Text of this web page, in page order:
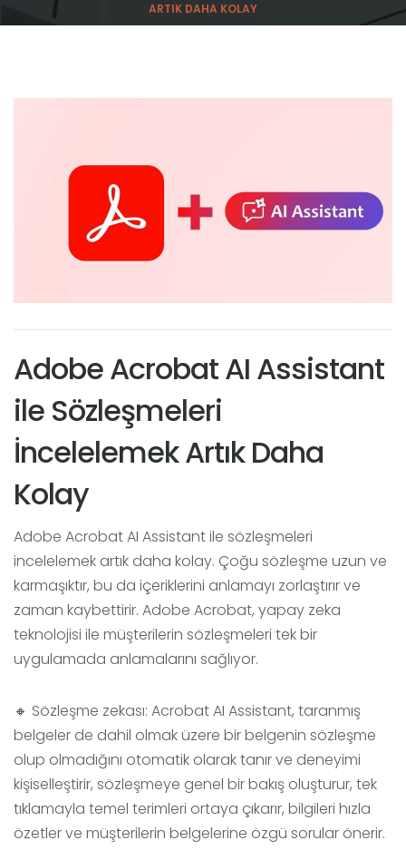
ARTIK DAHA KOLAY
Adobe Acrobat AI Assistant
ile Sözleşmeleri
İncelelemek Artık Daha
Kolay
Adobe Acrobat AI Assistant ile sözleşmeleri
incelelemek artık daha kolay. Çoğu sözleşme uzun ve
karmaşıktır, bu da içeriklerini anlamayı zorlaştırır ve
zaman kaybettirir. Adobe Acrobat, yapay zeka
teknolojisi ile müşterilerin sözleşmeleri tek bir
uygulamada anlamalarını sağlıyor.
🔸 Sözleşme zekası: Acrobat AI Assistant, taranmış
belgeler de dahil olmak üzere bir belgenin sözleşme
olup olmadığını otomatik olarak tanır ve deneyimi
kişiselleştirir, sözleşmeye genel bir bakış oluşturur, tek
tıklamayla temel terimleri ortaya çıkarır, bilgileri hızla
özetler ve müşterilerin belgelerine özgü sorular önerir.